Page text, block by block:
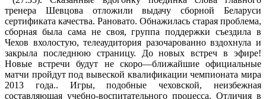
тренера Шевцова отложили выдачу сборной Беларуси
сертификата качества. Рановато. Обнажилась старая проблема,
сборная была сама не своя, группа поддержки съездила в
Чехов вхолостую, телеаудитория разочарованно вздохнула и
закрыла последнюю страницу. До новых встреч в эфире!
Новые встречи будут не скоро—ближайшие официальные
матчи пройдут под вывеской квалификации чемпионата мира
2013 года.. Игры, подобные чеховской, неизбежная
составляющая учебно-воспитательного процесса. Отличия в